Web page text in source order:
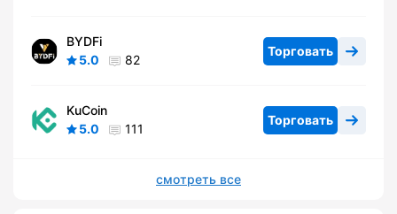
BYDFi
5.0
82
Торговать
KuCoin
5.0
111
Торговать
смотреть все